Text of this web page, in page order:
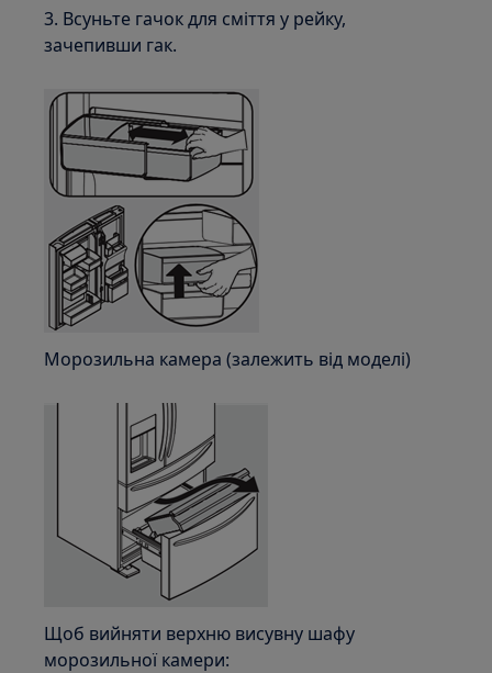
3. Всуньте гачок для сміття у рейку,
зачепивши гак.
Морозильна камера (залежить від моделі)
Щоб вийняти верхню висувну шафу
морозильної камери: